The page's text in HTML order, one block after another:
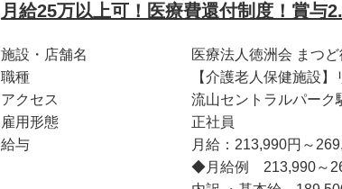
月給25万以上可！医療費還付制度！賞与
施設・店舗名
医療法人徳洲会 まつ
職種
【介護老人保健施設
アクセス
流山セントラルパーク
雇用形態
正社員
給与
月給：213,990円～
◆月給例 213,990～